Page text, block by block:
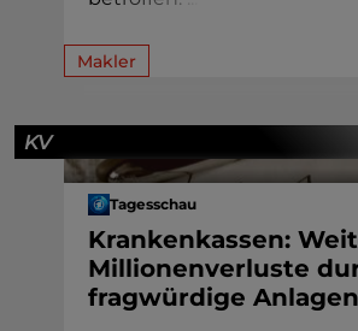
Makler
KV
Tagesschau
Krankenkassen:
Millionenverluste
fragwürdige Anlagen